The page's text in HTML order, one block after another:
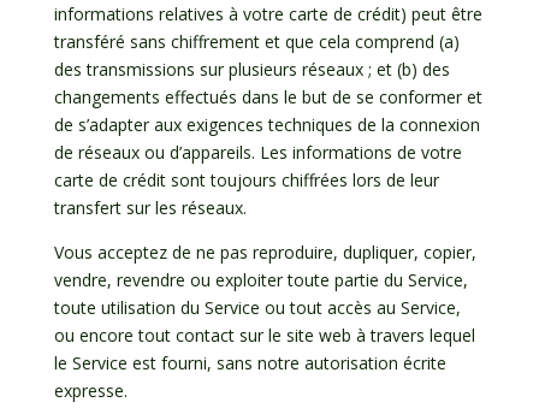
informations relatives à votre carte de crédit) peut être
transféré sans chiffrement et que cela comprend (a)
des transmissions sur plusieurs réseaux ; et (b) des
changements effectués dans le but de se conformer et
de s’adapter aux exigences techniques de la connexion
de réseaux ou d’appareils. Les informations de votre
carte de crédit sont toujours chiffrées lors de leur
transfert sur les réseaux.
Vous acceptez de ne pas reproduire, dupliquer, copier,
vendre, revendre ou exploiter toute partie du Service,
toute utilisation du Service ou tout accès au Service,
ou encore tout contact sur le site web à travers lequel
le Service est fourni, sans notre autorisation écrite
expresse.